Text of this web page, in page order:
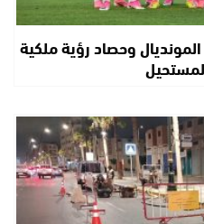
وحصاد رؤية ملكية